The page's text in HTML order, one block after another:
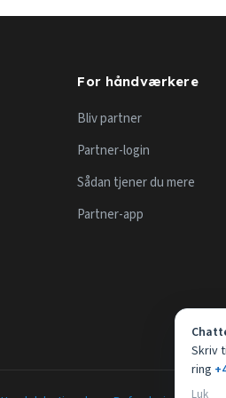
For håndværkere
Bliv partner
Partner-login
Sådan tjener du mere
Partner-app
Skriv
ring
Luk